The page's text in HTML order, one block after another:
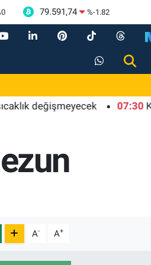
0 79.591,74 %-1.82
değişmeyecek 07:30
A- A+